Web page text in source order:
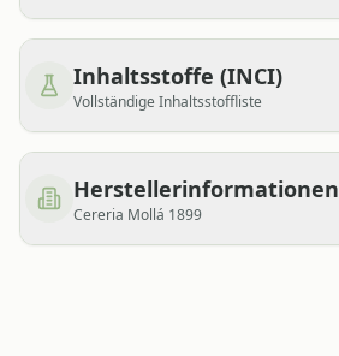
Inhaltsstoffe (INCI)
Vollständige Inhaltsstoffliste
Herstellerinformationen
Cereria Mollá 1899